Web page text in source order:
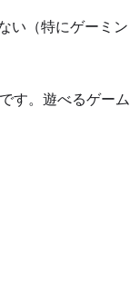
い（特にゲーミン
す。遊べるゲーム